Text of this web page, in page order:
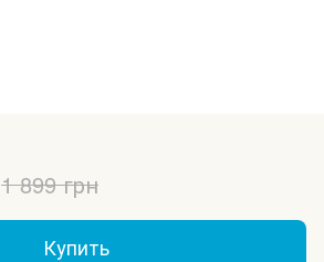
1 899 грн
Купить